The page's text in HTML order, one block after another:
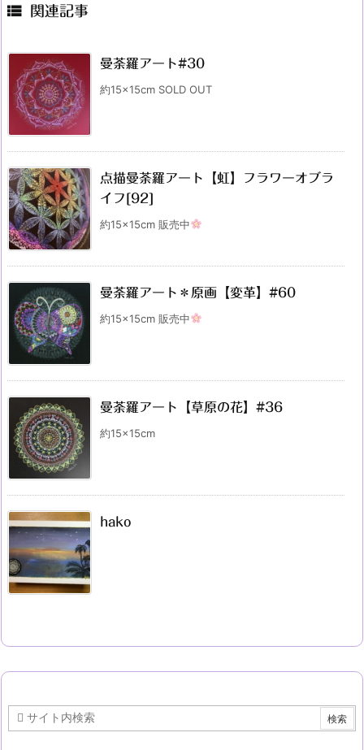
 関連記事
曼荼羅アート#30
約15×15cm SOLD OUT
点描曼荼羅アート【虹】フラワーオブラ
イフ[92]
約15×15cm 販売中
曼荼羅アート＊原画【変革】#60
約15×15cm 販売中
曼荼羅アート【草原の花】#36
約15×15cm
hako